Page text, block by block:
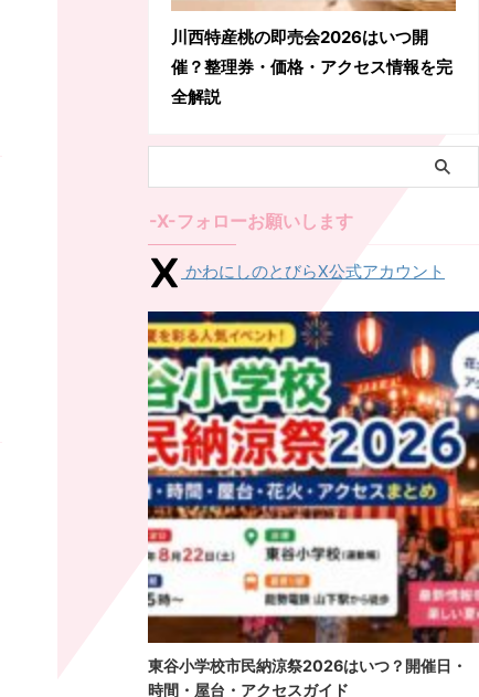
川西特産桃の即売会2026はいつ開
催？整理券・価格・アクセス情報を完
全解説
-X-フォローお願いします
かわにしのとびらX公式アカウント
東谷小学校市民納涼祭2026はいつ？開催日・
時間・屋台・アクセスガイド